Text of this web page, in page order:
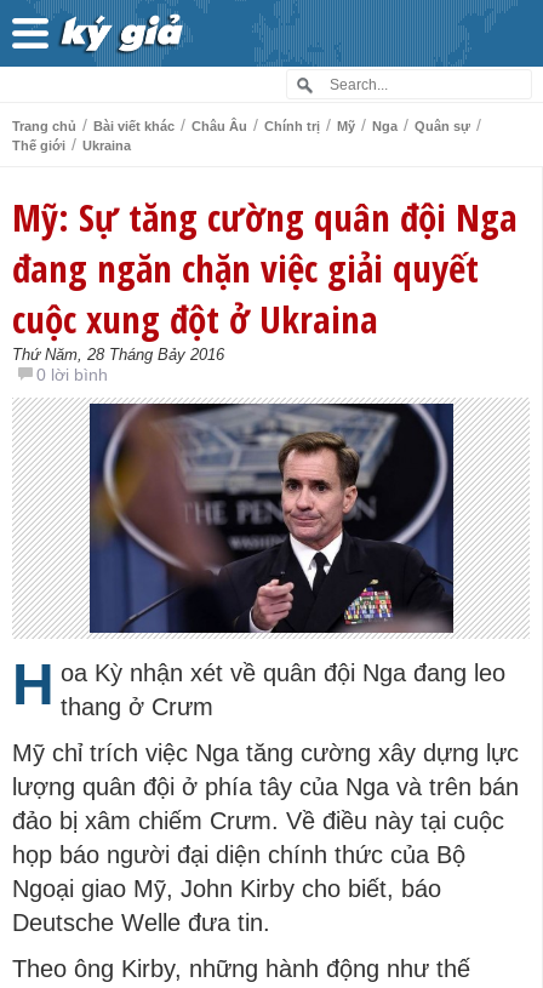
Trang chủ / Bài viết khác / Châu Âu / Chính trị / Mỹ / Nga / Quân sự /
Thế giới / Ukraina
Mỹ: Sự tăng cường quân đội Nga
đang ngăn chặn việc giải quyết
cuộc xung đột ở Ukraina
Thứ Năm, 28 Tháng Bảy 2016
0 lời bình
H oa Kỳ nhận xét về quân đội Nga đang leo
thang ở Crưm
Mỹ chỉ trích việc Nga tăng cường xây dựng lực
lượng quân đội ở phía tây của Nga và trên bán
đảo bị xâm chiếm Crưm. Về điều này tại cuộc
họp báo người đại diện chính thức của Bộ
Ngoại giao Mỹ, John Kirby cho biết, báo
Deutsche Welle đưa tin.
Theo ông Kirby, những hành động như thế